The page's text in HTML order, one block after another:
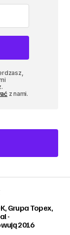
z nami.
Grupa Topex,
-
2016